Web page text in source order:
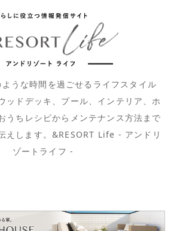
うな時間を過ごせるライフスタイル
ッドデッキ、プール、インテリア、ホ
うちレシピからメンテナンス方法まで
えします。&RESORT Life - アンドリ
ゾートライフ -